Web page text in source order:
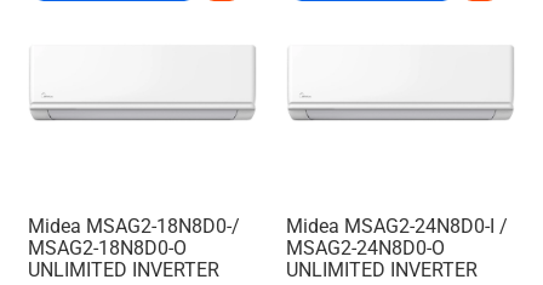
Midea MSAG2-18N8D0-/
MSAG2-18N8D0-O
UNLIMITED INVERTER
Midea MSAG2-24N8D0-I /
MSAG2-24N8D0-O
UNLIMITED INVERTER